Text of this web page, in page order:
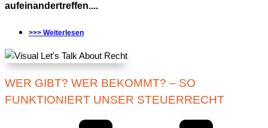
aufeinandertreffen....
>>> Weiterlesen
WER GIBT? WER BEKOMMT? – SO
FUNKTIONIERT UNSER STEUERRECHT